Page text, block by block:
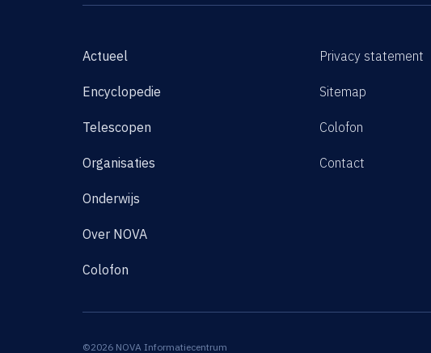
Actueel
Encyclopedie
Telescopen
Organisaties
Onderwijs
Over NOVA
Colofon
Privacy statement
Sitemap
Colofon
Contact
©2026 NOVA Informatiecentrum